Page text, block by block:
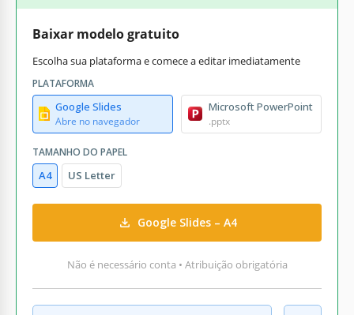
Baixar modelo gratuito
Escolha sua plataforma e comece a editar imediatamente
PLATAFORMA
Google Slides
Abre no navegador
Microsoft PowerPoint
.pptx
TAMANHO DO PAPEL
A4 US Letter
Google Slides – A4
Não é necessário conta • Atribuição obrigatória